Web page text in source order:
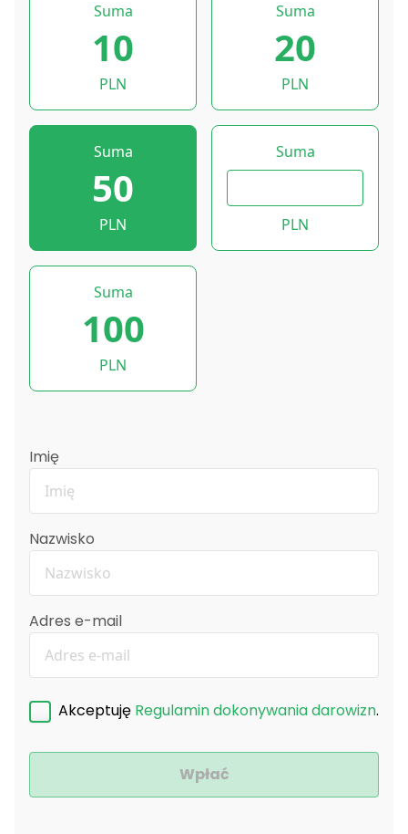
Suma
10
PLN
Suma
20
PLN
Suma
50
PLN
Suma
PLN
Suma
100
PLN
Imię
Nazwisko
Adres e-mail
Akceptuję Regulamin dokonywania darowizn.
Wpłać